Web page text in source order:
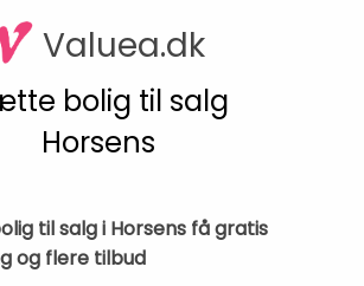
Valuea.dk
bolig til salg
Horsens
til salg i Horsens få gratis
og flere tilbud